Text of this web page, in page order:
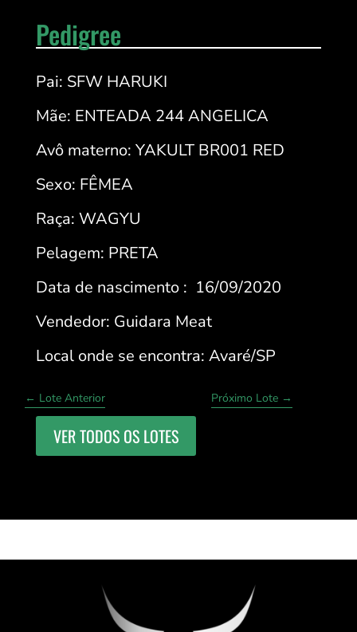
Pedigree
Pai: SFW HARUKI
Mãe: ENTEADA 244 ANGELICA
Avô materno: YAKULT BR001 RED
Sexo: FÊMEA
Raça: WAGYU
Pelagem: PRETA
Data de nascimento : 16/09/2020
Vendedor: Guidara Meat
Local onde se encontra: Avaré/SP
← Lote Anterior Próximo Lote →
VER TODOS OS LOTES